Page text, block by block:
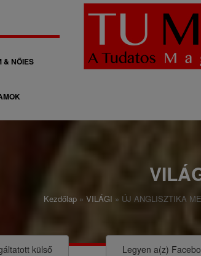
& NŐIES
Kezdőlap VILÁGI ÚJ ANGLISZTIKA
külső
Legyen a(z)